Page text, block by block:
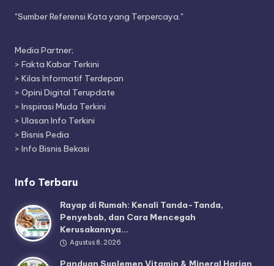
"Sumber Referensi Kata yang Terpercaya."
Media Partner;
> Fakta Kabar Terkini
> Kilas Informatif Terdepan
> Opini Digital Terupdate
> Inspirasi Muda Terkini
> Ulasan Info Terkini
> Bisnis Pedia
> Info Bisnis Bekasi
Info Terbaru
Rayap di Rumah: Kenali Tanda-Tanda,
Penyebab, dan Cara Mencegah
Kerusakannya…
Agustus 8, 2026
Panduan Suplemen Vitamin & Mineral Harian